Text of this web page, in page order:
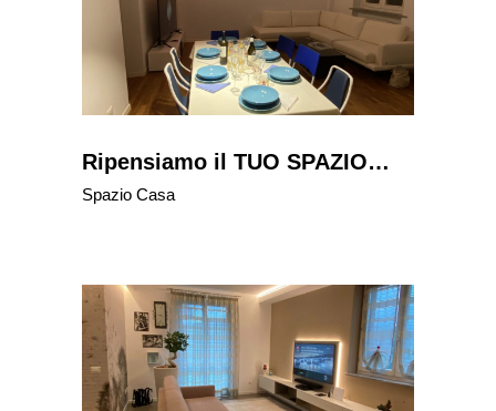
Ripensiamo il TUO SPAZIO…
Spazio Casa